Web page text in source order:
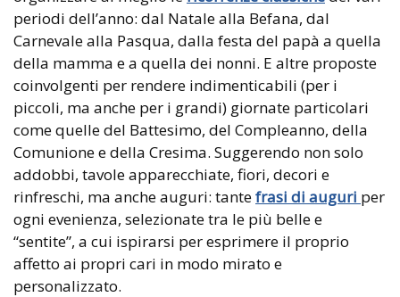
periodi dell’anno: dal Natale alla Befana, dal
Carnevale alla Pasqua, dalla festa del papà a quella
della mamma e a quella dei nonni. E altre proposte
coinvolgenti per rendere indimenticabili (per i
piccoli, ma anche per i grandi) giornate particolari
come quelle del Battesimo, del Compleanno, della
Comunione e della Cresima. Suggerendo non solo
addobbi, tavole apparecchiate, fiori, decori e
rinfreschi, ma anche auguri: tantefrasi di auguri per
ogni evenienza, selezionate tra le più belle e
“sentite”, a cui ispirarsi per esprimere il proprio
affetto ai propri cari in modo mirato e
personalizzato.